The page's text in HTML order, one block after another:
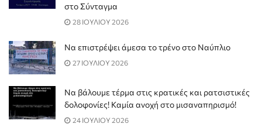
στο Σύνταγμα
28 ΙΟΥΛΙΟΥ 2026
Να επιστρέψει άμεσα το τρένο στο Ναύπλιο
27 ΙΟΥΛΙΟΥ 2026
Να βάλουμε τέρμα στις κρατικές και ρατσιστικές
δολοφονίες! Καμία ανοχή στο μισαναπηρισμό!
24 ΙΟΥΛΙΟΥ 2026